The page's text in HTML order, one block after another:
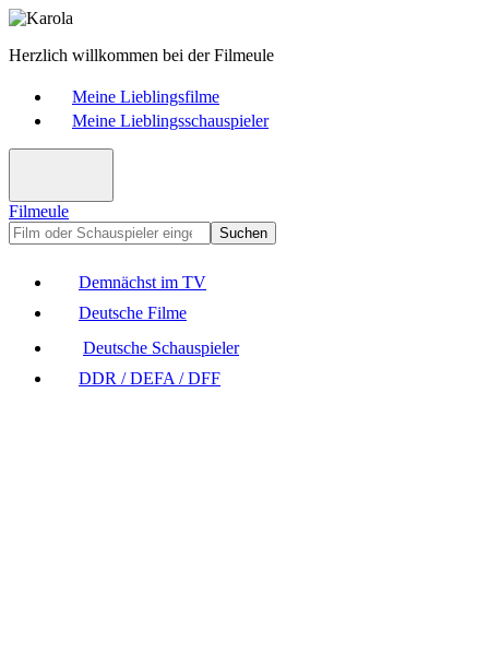
Herzlich willkommen bei der Filmeule
Meine Lieblingsfilme
Meine Lieblingsschauspieler
Filmeule
Suchen
Demnächst im TV
Deutsche Filme
Deutsche Schauspieler
DDR / DEFA / DFF